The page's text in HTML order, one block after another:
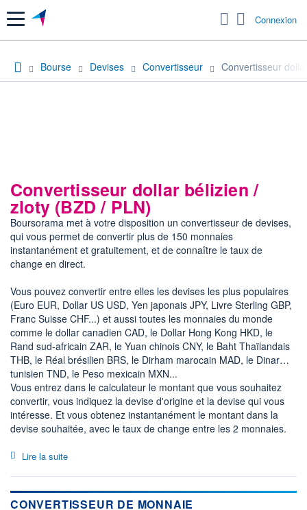
Menu Connexion
Bourse Devises Convertisseur Convertisseur
Convertisseur dollar bélizien /
zloty (BZD / PLN)
Boursorama met à votre disposition un convertisseur de devises,
qui vous permet de convertir plus de 150 monnaies
instantanément et gratuitement, et de connaître le taux de
change en direct.
Vous pouvez convertir entre elles les devises les plus populaires
(Euro EUR, Dollar US USD, Yen japonais JPY, Livre Sterling GBP,
Franc Suisse CHF...) et aussi toutes les monnaies du monde
comme le dollar canadien CAD, le Dollar Hong Kong HKD, le
Rand sud-africain ZAR, le Yuan chinois CNY, le Baht Thaïlandais
THB, le Réal brésilien BRS, le Dirham marocain MAD, le Dinar
tunisien TND, le Peso mexicain MXN...
Vous entrez dans le calculateur le montant que vous souhaitez
convertir, vous indiquez la devise d'origine et la devise qui vous
intéresse. Et vous obtenez instantanément le montant dans la
devise souhaitée, avec le taux de change entre les 2 monnaies.
Lire la suite
CONVERTISSEUR DE MONNAIE